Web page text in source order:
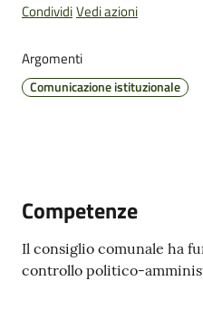
Prospero
Sportello
telematico
SUE
CondividiVedi azioni
Argomenti
Comunicazione istituzionale
Competenze
Il consiglio comunale ha
controllo politico-